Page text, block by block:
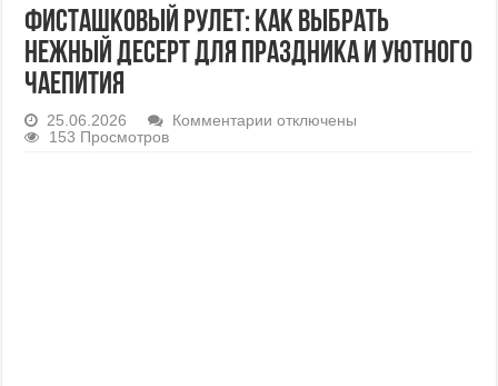
Фисташковый рулет: как выбрать
нежный десерт для праздника и уютного
чаепития
25.06.2026 Комментарии котключены
153 Просмотров